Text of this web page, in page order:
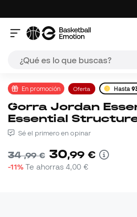
En promoción Oferta Hasta
Gorra Jordan Essentials Pro
Essential
Sé el primero en opinar
34,99 € 30,99 €
-11% Te ahorras4,00 €